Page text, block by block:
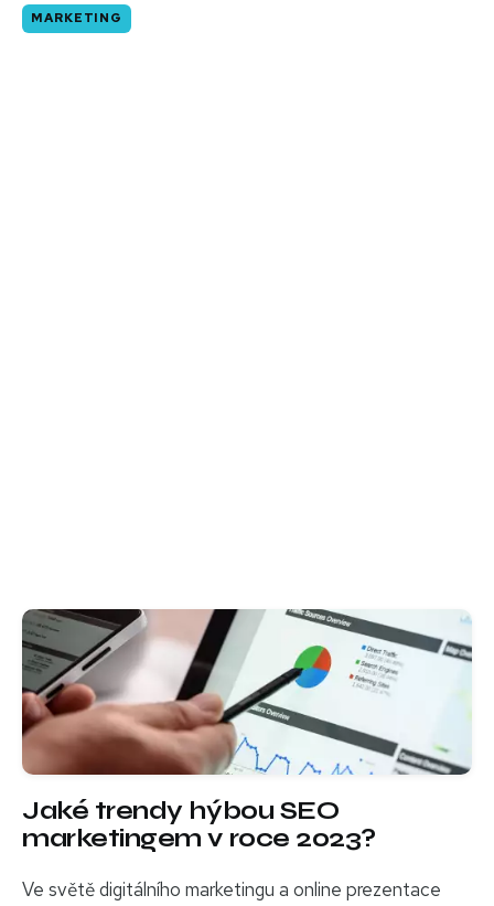
MARKETING
Jaké trendy hýbou SEO
marketingem v roce 2023?
Ve světě digitálního marketingu a online prezentace